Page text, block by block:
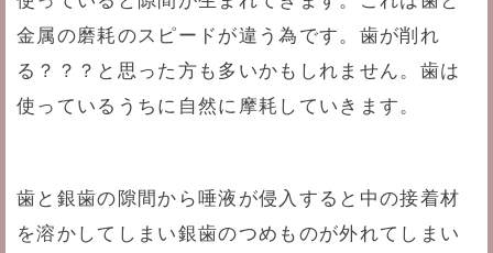
金属の磨耗のスピードが違う為です。歯が削れ
る？？？と思った方も多いかもしれません。歯は
使っているうちに自然に摩耗していきます。
歯と銀歯の隙間から唾液が侵入すると中の接着材
を溶かしてしまい銀歯のつめものが外れてしまい